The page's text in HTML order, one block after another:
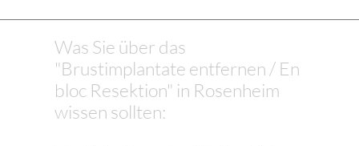
Was Sie über das
"Brustimplantate entfernen / En
bloc Resektion" in Rosenheim
wissen sollten: